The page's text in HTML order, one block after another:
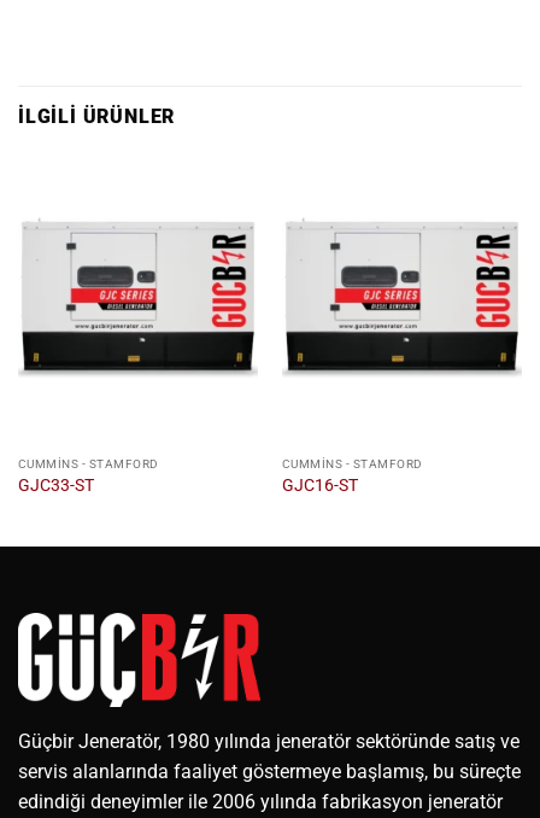
İLGILI ÜRÜNLER
CUMMINS - STAMFORD
GJC33-ST
CUMMINS - STAMFORD
GJC16-ST
Güçbir Jeneratör, 1980 yılında jeneratör sektöründe satış ve
servis alanlarında faaliyet göstermeye başlamış, bu süreçte
edindiği deneyimler ile 2006 yılında fabrikasyon jeneratör